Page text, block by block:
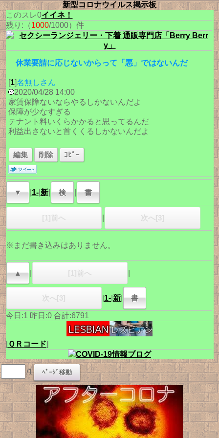
新型コロナウイルス掲示板
このスレ0イイネ！
残り:（1000/1000）件
休業要請に応じないからって「悪」ではないんだ
[1]名無しさん
2020/04/28 14:00
家賃保障ないならやるしかないんだよ
保障が少なすぎる
テナント料いくらかかると思ってるんだ
利益出さないと首くくるしかないんだよ
編集 削除 ｺﾋﾟｰ
▼ 1-| 新| 検 書
[1]前へ 次へ[3]
※まだ書き込みはありません。
▲ [1]前へ
次へ[3] 1- 新 書
今日:1 昨日:0 合計:6791
[ＱＲコード]
/1